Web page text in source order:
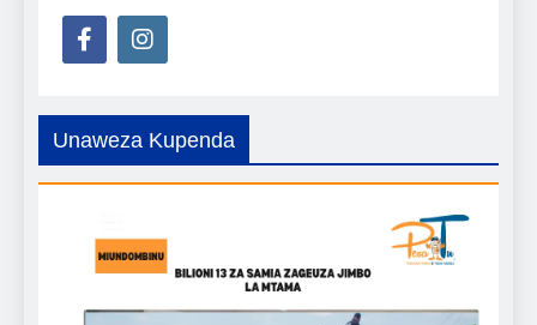
Unaweza Kupenda